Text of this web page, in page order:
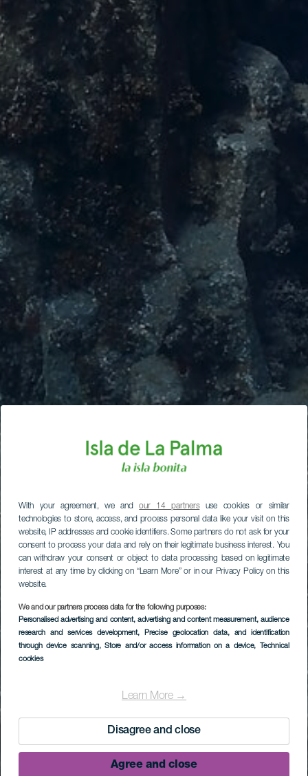
With your agreement, we andour 14 partnersuse cookies or similar
technologies to store, access, and process personal data like your visit on this
website, IP addresses and cookie identifiers. Some partners do not ask for your
consent to process your data and rely on their legitimate business interest. You
can withdraw your consent or object to data processing based on legitimate
interest at any time by clicking on “Learn More” or in our Privacy Policy on this
website.
We and our partners process data for the following purposes:
Personalised advertising and content, advertising and content measurement, audience
research and services development, Precise geolocation data, and identification
through device scanning, Store and/or access information on a device, Technical
cookies
Learn More →
Disagree and close
Agree and close